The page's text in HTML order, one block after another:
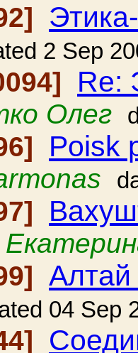
2 Sep
Re:
Олег
Poisk
Алтай
04 Sep